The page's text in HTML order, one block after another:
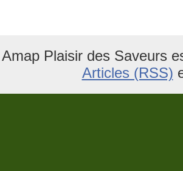
Amap Plaisir des Saveurs
Articles (RSS)